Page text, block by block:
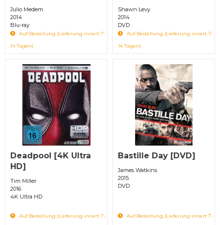
Julio Medem
2014
Blu-ray
Auf Bestellung (Lieferung innert 7-
14 Tagen)
Shawn Levy
2014
DVD
Auf Bestellung (Lieferung innert 7-
14 Tagen)
Deadpool [4K Ultra
HD]
Tim Miller
2016
4K Ultra HD
Auf Bestellung (Lieferung innert 7-
Bastille Day [DVD]
James Watkins
2015
DVD
Auf Bestellung (Lieferung innert 7-